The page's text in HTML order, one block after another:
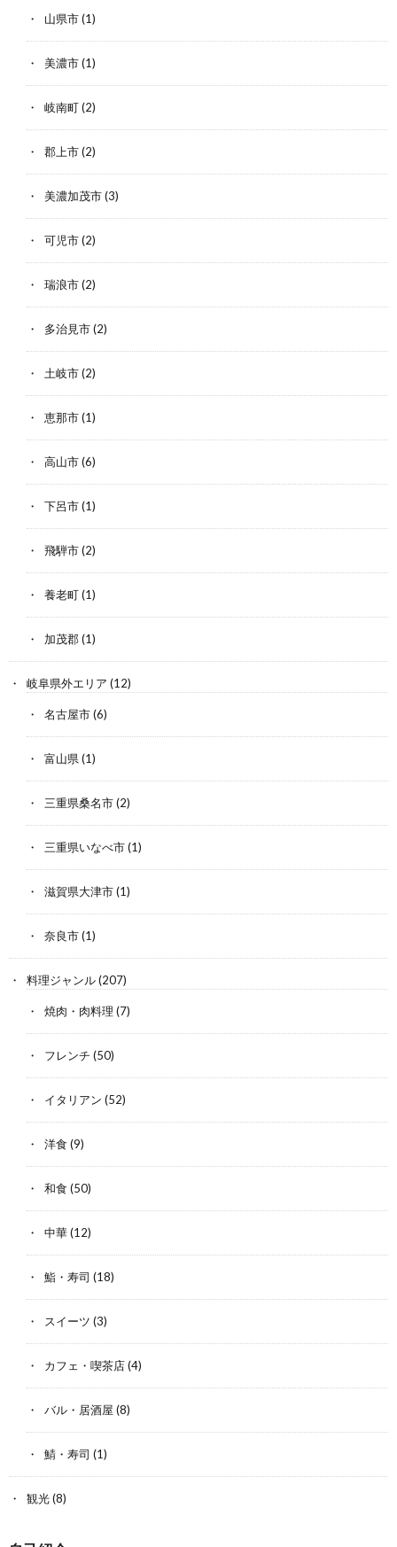
山県市(1)
美濃市(1)
岐南町(2)
郡上市(2)
美濃加茂市(3)
可児市(2)
瑞浪市(2)
多治見市(2)
土岐市(2)
恵那市(1)
高山市(6)
下呂市(1)
飛騨市(2)
養老町(1)
加茂郡(1)
岐阜県外エリア (12)
名古屋市(6)
富山県(1)
三重県桑名市(2)
三重県いなべ市(1)
滋賀県大津市(1)
奈良市(1)
料理ジャンル(207)
焼肉・肉料理 (7)
フレンチ (50)
イタリアン (52)
洋食 (9)
和食 (50)
中華(12)
鮨・寿司 (18)
スイーツ (3)
カフェ・喫茶店(4)
バル・居酒屋 (8)
鯖・寿司 (1)
観光(8)